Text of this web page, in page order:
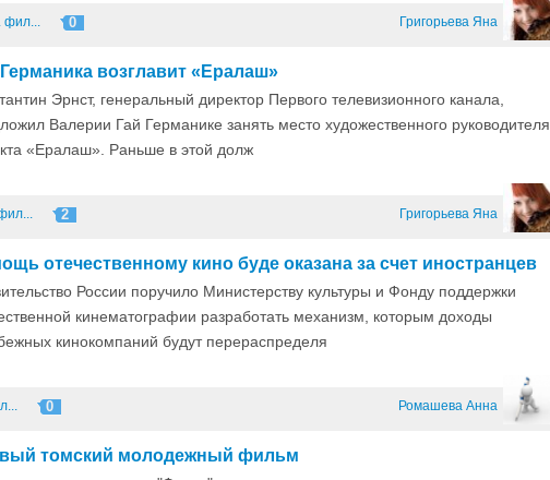
фил... 0 Григорьева Яна
Германика возглавит «Ералаш»
Эрнст, генеральный директор Первого телевизионного канала,
Валерии Гай Германике занять место художественного руководителя
«Ералаш». Раньше в этой долж
2 Григорьева Яна
отечественному кино буде оказана за счет иностранцев
России поручило Министерству культуры и Фонду поддержки
кинематографии разработать механизм, которым доходы
кинокомпаний будут перераспределя
0 Ромашева Анна
томский молодежный фильм